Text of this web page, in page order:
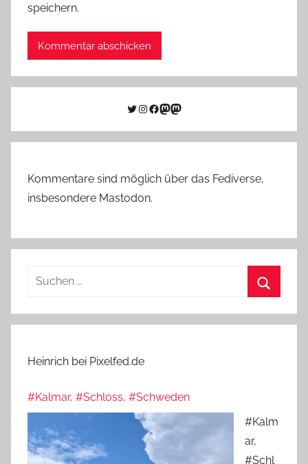
speichern.
Twitter
Instagram
Facebook
Link zu Mastodon
Mastodon
Kommentare sind möglich über das Fediverse,
insbesondere Mastodon.
Suchen
Heinrich bei Pixelfed.de
#Kalmar, #Schloss, #Schweden
#Kalm
ar,
#Schl